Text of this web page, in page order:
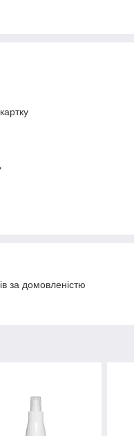
за домовленістю